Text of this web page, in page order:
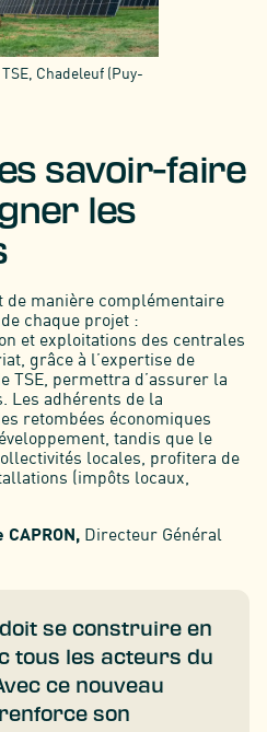
Chadeleuf (Puy-
savoir-faire
les
de manière complémentaire
chaque projet :
et exploitations des centrales
grâce à l’expertise de
TSE, permettra d’assurer la
Les adhérents de la
retombées économiques
tandis que le
locales, profitera de
(impôts locaux,
Directeur Général
se construire en
tous les acteurs du
ce nouveau
son